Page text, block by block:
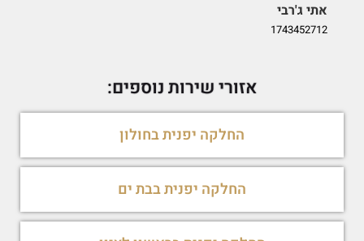
אתי ג'רבי
1743452712
אזורי שירות נוספים:
החלקה יפנית בחולון
החלקה יפנית בבת ים